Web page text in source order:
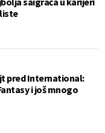
liste
pred International:
i još mnogo